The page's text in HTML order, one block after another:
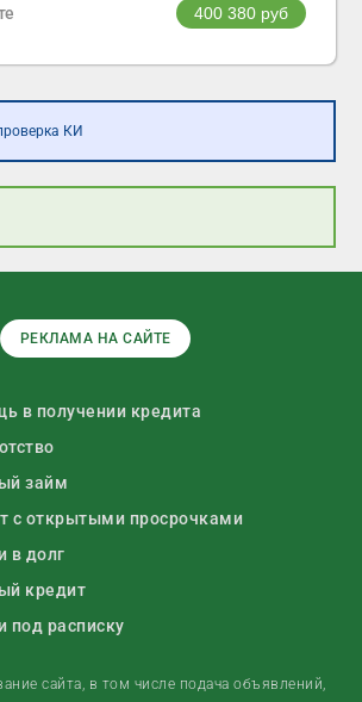
400 380руб
КИ
РЕКЛАМА НА САЙТЕ
в получении кредита
займ
с открытыми просрочками
в долг
кредит
под расписку
сайта, в том числе подача объявлений,